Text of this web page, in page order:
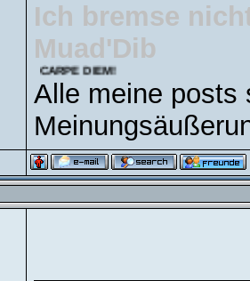
Ich bremse
Muad'Dib
DIEM!
Alle meine posts